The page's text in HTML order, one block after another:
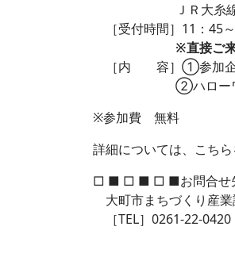
ＪＲ大糸線 信濃
［受付時間］11：45
※直接ご
［内 容］①参加企業
②ハローワーク職
※参加費 無料
詳細については、こちら
□ ■ □ ■ □ ■お問合
大町市まちづくり産
［TEL］0261-22-